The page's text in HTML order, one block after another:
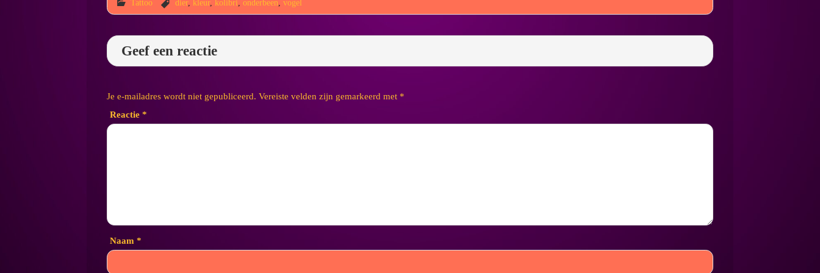
Tattoo dier, kleur, kolibri ,onderbeen ,vogel
Geef een reactie
Je e-mailadres wordt niet gepubliceerd. Vereiste velden zijn gemarkeerd met *
Reactie *
Naam *